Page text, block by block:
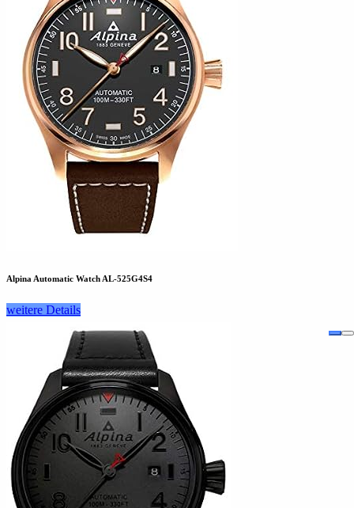
Alpina Automatic Watch AL-525G4S4
weitere Details